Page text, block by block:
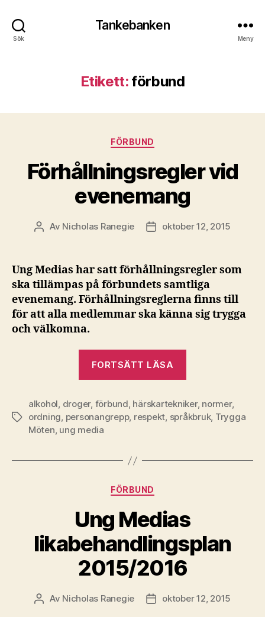
Sök
Tankebanken
Meny
Etikett: förbund
Kategorier
FÖRBUND
Förhållningsregler vid
evenemang
Inläggsförfattare
Av Nicholas Ranegie Inläggsdatum
oktober 12, 2015
Ung Medias har satt förhållningsregler som
ska tillämpas på förbundets samtliga
evenemang. Förhållningsreglerna finns till
för att alla medlemmar ska känna sig trygga
och välkomna.
FORTSÄTT LÄSA
Etiketter
alkohol, droger, förbund, härskartekniker, normer,
ordning, personangrepp, respekt, språkbruk, Trygga
Möten, ung media
Kategorier
FÖRBUND
Ung Medias
likabehandlingsplan
2015/2016
Inläggsförfattare
Av Nicholas Ranegie Inläggsdatum
oktober 12, 2015